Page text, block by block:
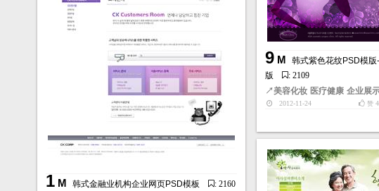
1M 韩式金融业机构企业网页PSD模板
: 2160
9M
韩式紫色花纹PSD模
版
: 2109
↗美容化妆 医疗健康 企业展
2012-11-24 赞